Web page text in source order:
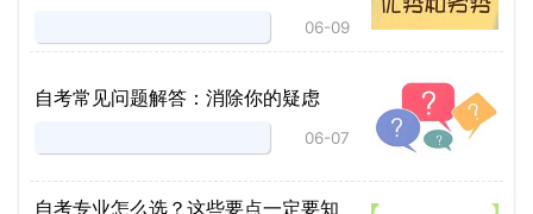
06-09
自考常见问题解答：消除你的疑虑
06-07
自考专业怎么选？这些要点一定要知